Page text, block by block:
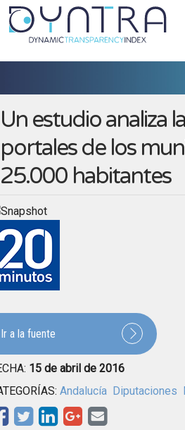
Un estudio analiza
portales de los
25.000 habitantes
Ir a la fuente
15 de abril de 2016
Andalucía Diputaciones